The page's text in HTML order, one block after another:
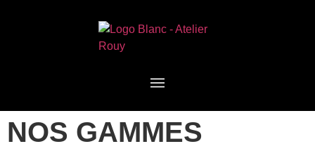
NOS GAMMES